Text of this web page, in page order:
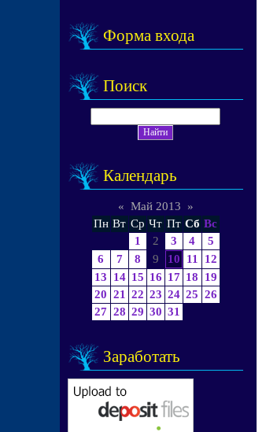
Форма входа
Поиск
Календарь
« Май 2013
»
Пн Вт Ср Чт Пт Сб Вс
1
2 3 4
5
6
7 8 9 10 11
12
13
14 15 16 17 18
19
20 21 22 23 24 25 26
27 28 29 30 31
Заработать